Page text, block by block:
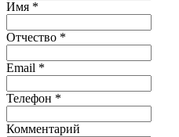
Имя *
Отчество *
Email *
Телефон *
Комментарий